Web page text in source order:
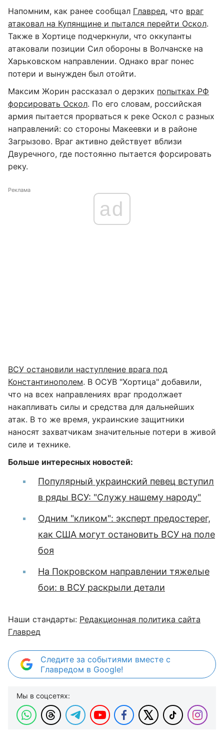
Напомним, как ранее сообщал Главред, что враг
атаковал на Купянщине и пытался перейти Оскол.
Также в Хортице подчеркнули, что оккупанты
атаковали позиции Сил обороны в Волчанске на
Харьковском направлении. Однако враг понес
потери и вынужден был отойти.
Максим Жорин рассказал о дерзких попытках РФ
форсировать Оскол. По его словам, российская
армия пытается прорваться к реке Оскол с разных
направлений: со стороны Макеевки и в районе
Загрызово. Враг активно действует вблизи
Двуречного, где постоянно пытается форсировать
реку.
Реклама
ad
ВСУ остановили наступление врага под
Константинополем. В ОСУВ "Хортица" добавили,
что на всех направлениях враг продолжает
накапливать силы и средства для дальнейших
атак. В то же время, украинские защитники
наносят захватчикам значительные потери в живой
силе и технике.
Больше интересных новостей:
Популярный украинский певец вступил
в ряды ВСУ: "Служу нашему народу"
Одним "кликом": эксперт предостерег,
как США могут остановить ВСУ на поле
боя
На Покровском направлении тяжелые
бои: в ВСУ раскрыли детали
Наши стандарты: Редакционная политика сайта
Главред
Следите за событиями вместе с
Главредом в Google!
Мы в соцсетях: